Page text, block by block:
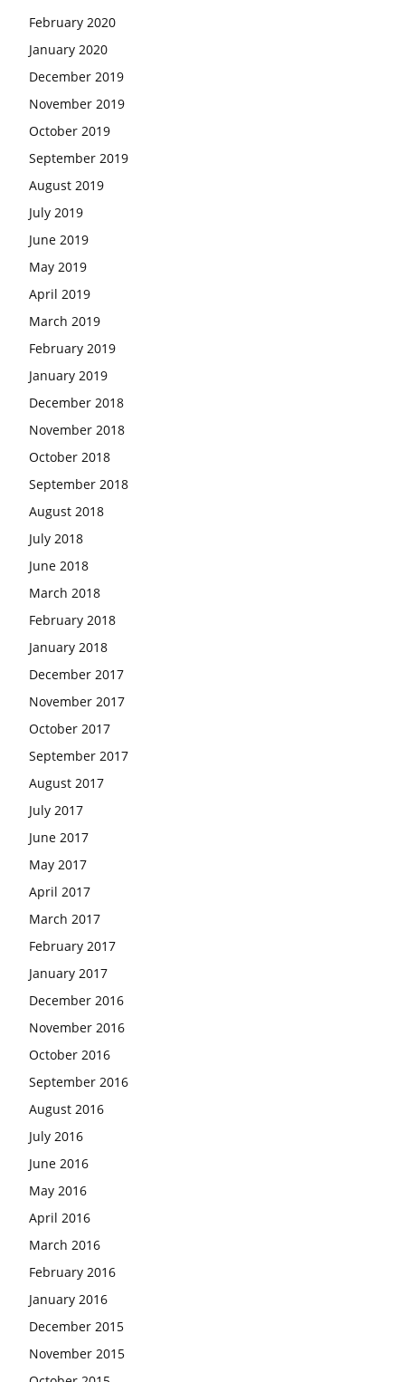
February 2020
January 2020
December 2019
November 2019
October 2019
September 2019
August 2019
July 2019
June 2019
May 2019
April 2019
March 2019
February 2019
January 2019
December 2018
November 2018
October 2018
September 2018
August 2018
July 2018
June 2018
March 2018
February 2018
January 2018
December 2017
November 2017
October 2017
September 2017
August 2017
July 2017
June 2017
May 2017
April 2017
March 2017
February 2017
January 2017
December 2016
November 2016
October 2016
September 2016
August 2016
July 2016
June 2016
May 2016
April 2016
March 2016
February 2016
January 2016
December 2015
November 2015